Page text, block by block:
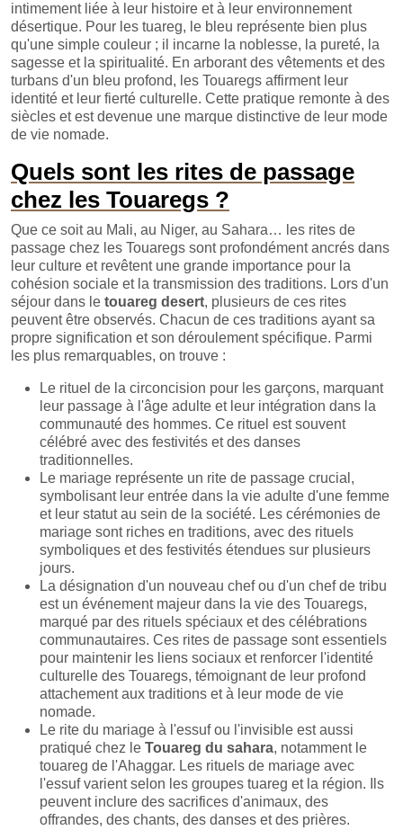
intimement liée à leur histoire et à leur environnement
désertique. Pour les tuareg, le bleu représente bien plus
qu'une simple couleur ; il incarne la noblesse, la pureté, la
sagesse et la spiritualité. En arborant des vêtements et des
turbans d'un bleu profond, les Touaregs affirment leur
identité et leur fierté culturelle. Cette pratique remonte à des
siècles et est devenue une marque distinctive de leur mode
de vie nomade.
Quels sont les rites de passage
chez les Touaregs ?
Que ce soit au Mali, au Niger, au Sahara… les rites de
passage chez les Touaregs sont profondément ancrés dans
leur culture et revêtent une grande importance pour la
cohésion sociale et la transmission des traditions. Lors d'un
séjour dans le touareg desert, plusieurs de ces rites
peuvent être observés. Chacun de ces traditions ayant sa
propre signification et son déroulement spécifique. Parmi
les plus remarquables, on trouve :
Le rituel de la circoncision pour les garçons, marquant
leur passage à l'âge adulte et leur intégration dans la
communauté des hommes. Ce rituel est souvent
célébré avec des festivités et des danses
traditionnelles.
Le mariage représente un rite de passage crucial,
symbolisant leur entrée dans la vie adulte d'une femme
et leur statut au sein de la société. Les cérémonies de
mariage sont riches en traditions, avec des rituels
symboliques et des festivités étendues sur plusieurs
jours.
La désignation d'un nouveau chef ou d'un chef de tribu
est un événement majeur dans la vie des Touaregs,
marqué par des rituels spéciaux et des célébrations
communautaires. Ces rites de passage sont essentiels
pour maintenir les liens sociaux et renforcer l'identité
culturelle des Touaregs, témoignant de leur profond
attachement aux traditions et à leur mode de vie
nomade.
Le rite du mariage à l'essuf ou l'invisible est aussi
pratiqué chez le Touareg du sahara, notamment le
touareg de l'Ahaggar. Les rituels de mariage avec
l'essuf varient selon les groupes tuareg et la région. Ils
peuvent inclure des sacrifices d'animaux, des
offrandes, des chants, des danses et des prières.